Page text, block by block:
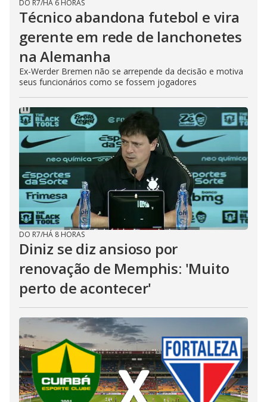
DO R7/HÁ 6 HORAS
Técnico abandona futebol e vira
gerente em rede de lanchonetes
na Alemanha
Ex-Werder Bremen não se arrepende da decisão e motiva
seus funcionários como se fossem jogadores
DO R7/HÁ 8 HORAS
Diniz se diz ansioso por
renovação de Memphis: 'Muito
perto de acontecer'